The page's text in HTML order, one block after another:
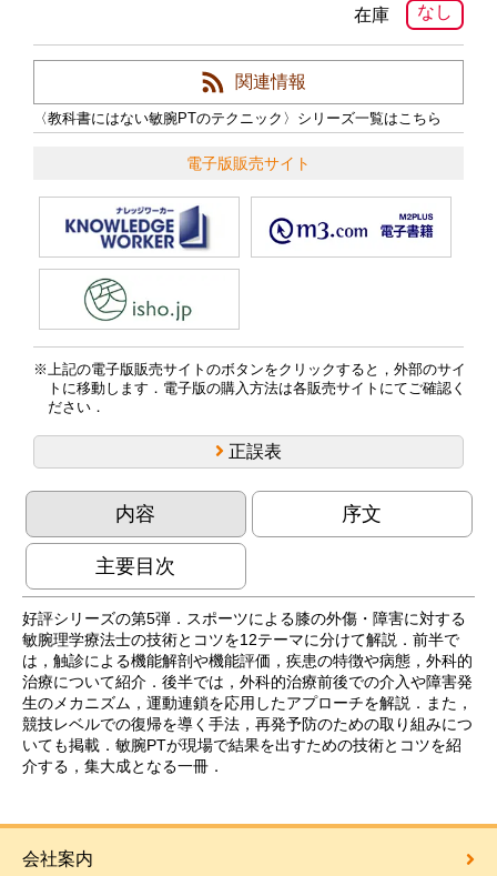
なし
在庫
関連情報
〈教科書にはない敏腕PTのテクニック〉シリーズ一覧はこちら
電子版販売サイト
上記の電子版販売サイトのボタンをクリックすると，外部のサイ
トに移動します．電子版の購入方法は各販売サイトにてご確認く
ださい．
正誤表
内容 序文
主要目次
好評シリーズの第5弾．スポーツによる膝の外傷・障害に対する
敏腕理学療法士の技術とコツを12テーマに分けて解説．前半で
は，触診による機能解剖や機能評価，疾患の特徴や病態，外科的
治療について紹介．後半では，外科的治療前後での介入や障害発
生のメカニズム，運動連鎖を応用したアプローチを解説．また，
競技レベルでの復帰を導く手法，再発予防のための取り組みにつ
いても掲載．敏腕PTが現場で結果を出すための技術とコツを紹
介する，集大成となる一冊．
会社案内